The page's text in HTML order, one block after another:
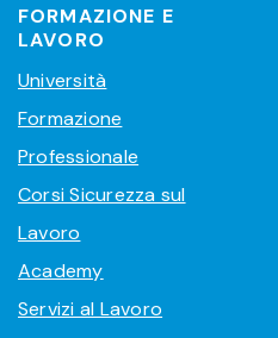
FORMAZIONE E
LAVORO
Università
Formazione
Professionale
Corsi Sicurezza sul
Lavoro
Academy
Servizi al Lavoro